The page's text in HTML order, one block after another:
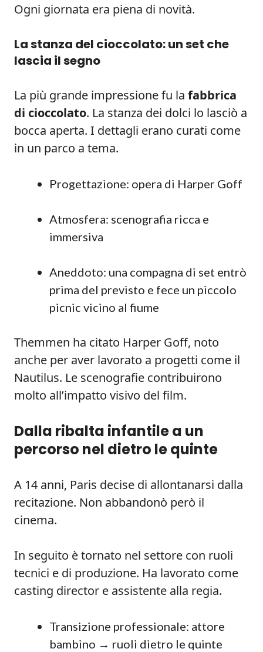
Ogni giornata era piena di novità.
La stanza del cioccolato: un set che
lascia il segno
La più grande impressione fu la fabbrica
di cioccolato. La stanza dei dolci lo lasciò a
bocca aperta. I dettagli erano curati come
in un parco a tema.
Progettazione: opera di Harper Goff
Atmosfera: scenografia ricca e
immersiva
Aneddoto: una compagna di set entrò
prima del previsto e fece un piccolo
picnic vicino al fiume
Themmen ha citato Harper Goff, noto
anche per aver lavorato a progetti come il
Nautilus. Le scenografie contribuirono
molto all’impatto visivo del film.
Dalla ribalta infantile a un
percorso nel dietro le quinte
A 14 anni, Paris decise di allontanarsi dalla
recitazione. Non abbandonò però il
cinema.
In seguito è tornato nel settore con ruoli
tecnici e di produzione. Ha lavorato come
casting director e assistente alla regia.
Transizione professionale: attore
bambino → ruoli dietro le quinte